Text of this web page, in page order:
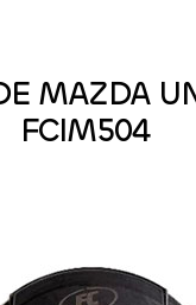
MAZDA
FCIM504